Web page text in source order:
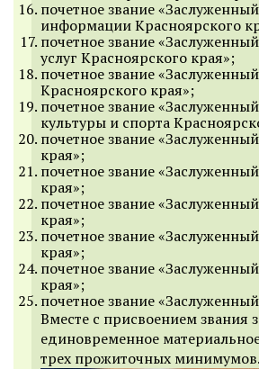
почетное звание
информации Красноярского
почетное звание
услуг Красноярского края»;
почетное звание
Красноярского края»;
почетное звание
культуры и спорта
почетное звание
края»;
почетное звание
края»;
почетное звание
края»;
почетное звание
края»;
почетное звание
края»;
почетное звание
Вместе с присвоением звания
единовременное
трех прожиточных минимумов.